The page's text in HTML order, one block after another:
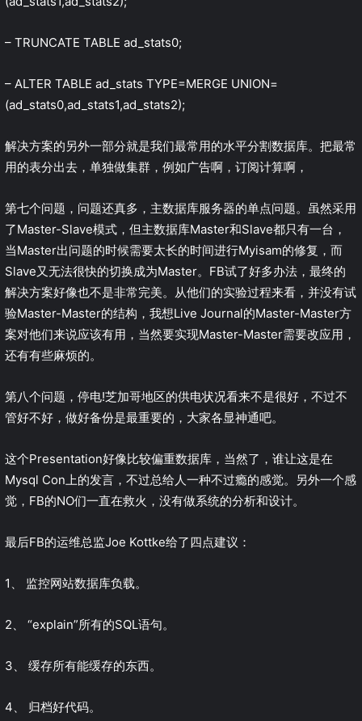
– TRUNCATE TABLE ad_stats0;
– ALTER TABLE ad_stats TYPE=MERGE UNION=
(ad_stats0,ad_stats1,ad_stats2);
解决方案的另外一部分就是我们最常用的水平分割数据库。把最常
用的表分出去，单独做集群，例如广告啊，订阅计算啊，
第七个问题，问题还真多，主数据库服务器的单点问题。虽然采用
了Master-Slave模式，但主数据库Master和Slave都只有一台，
当Master出问题的时候需要太长的时间进行Myisam的修复，而
Slave又无法很快的切换成为Master。FB试了好多办法，最终的
解决方案好像也不是非常完美。从他们的实验过程来看，并没有试
验Master-Master的结构，我想Live Journal的Master-Master方
案对他们来说应该有用，当然要实现Master-Master需要改应用，
还有有些麻烦的。
第八个问题，停电!芝加哥地区的供电状况看来不是很好，不过不
管好不好，做好备份是最重要的，大家各显神通吧。
这个Presentation好像比较偏重数据库，当然了，谁让这是在
Mysql Con上的发言，不过总给人一种不过瘾的感觉。另外一个感
觉，FB的NO们一直在救火，没有做系统的分析和设计。
最后FB的运维总监Joe Kottke给了四点建议：
1、 监控网站数据库负载。
2、 “explain”所有的SQL语句。
3、 缓存所有能缓存的东西。
4、 归档好代码。